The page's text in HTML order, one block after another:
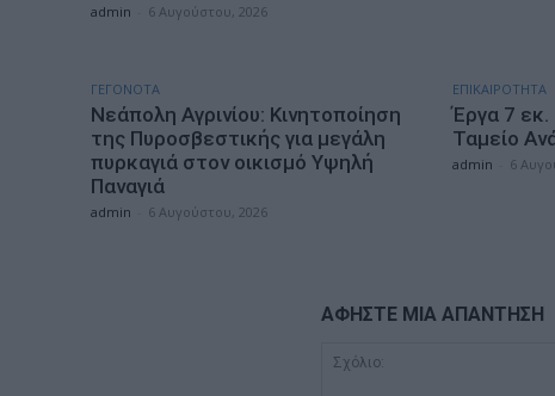
admin 6 Αυγούστου, 2026
ΓΕΓΟΝΟΤΑ
Νεάπολη Αγρινίου: Κινητοποίηση
της Πυροσβεστικής για μεγάλη
πυρκαγιά στον οικισμό Υψηλή
Παναγιά
admin 6 Αυγούστου, 2026
ΕΠΙΚΑΙΡΟΤΗΤΑ
Έργα 7
Ταμείο
admin 6
ΑΦΗΣΤΕ ΜΙΑ ΑΠΑΝΤΗΣΗ